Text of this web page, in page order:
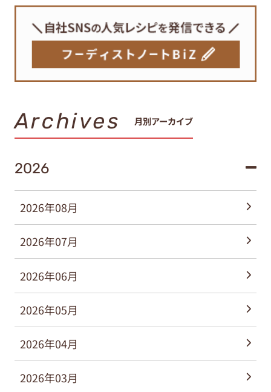
Archives 月別アーカイブ
2026
2026年08月
2026年07月
2026年06月
2026年05月
2026年04月
2026年03月